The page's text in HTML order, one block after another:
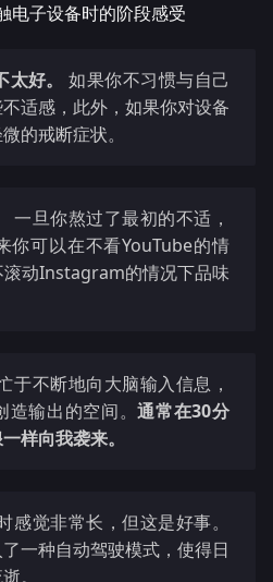
电子设备时的阶段感受
好。
如果你不习惯与自己
适感，此外，如果你对设备
的戒断症状。
一旦你熬过了最初的不适，
你可以在不看YouTube的情
动Instagram的情况下品味
于不断地向大脑输入信息，
造输出的空间。通常在30分
样向我袭来。
感觉非常长，但这是好事。
一种自动驾驶模式，使得日
。